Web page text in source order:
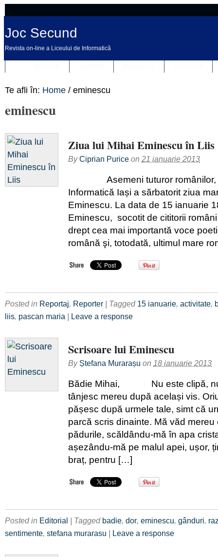
Joc Secund
Revista on-line a Liceului de Informatică
Te afli în: Home / eminescu
eminescu
Ziua lui Mihai Eminescu în Liis
ByCiprian Purice on 21 ianuarie 2013
Asemeni tuturor românilor,
Informatică Iași a sărbatorit ziua
Eminescu. La data de 15 ianuarie
Eminescu, socotit de cititorii
drept cea mai importantă voce
română şi, totodată, ultimul mare
Posted in Reportaj, Reporter | Tagged 15 ianuarie, activitate,
liis, pascan maria | Leave a response
Scrisoare lui Eminescu
By Ștefana Murarașu on 18 ianuarie 2013
Bădie Mihai, Nu este clipă, nu
tânjesc mereu după același vis.
pășesc după urmele tale, simt că
parcă scris dinainte. Mă văd mereu
pădurile, scăldându-mă în apa
așezându-mă pe malul apei, ușor,
braț, pentru […]
Posted in Editorial | Tagged badie, dor, eminescu, gânduri,
sentimente, stefana murarasu | Leave a response